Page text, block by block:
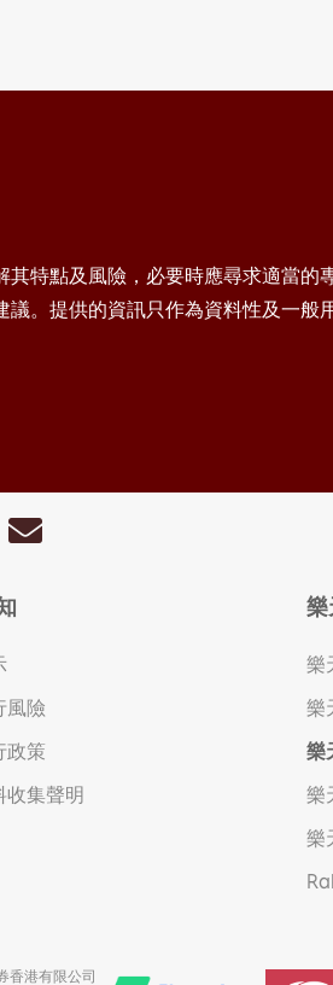
特點及風險，必要時應尋求適當的
。提供的資訊只作為資料性及一般
風險
政策
收集聲明
樂
樂
樂
樂
樂
樂
香港有限公司